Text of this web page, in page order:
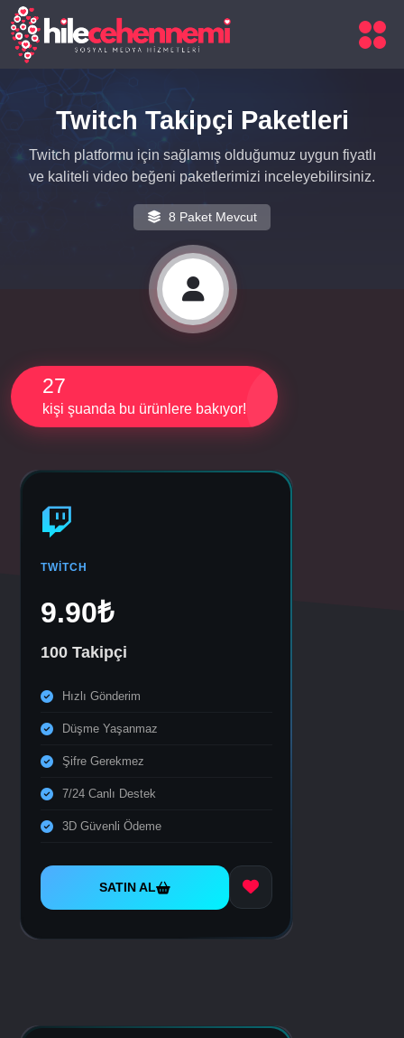
Twitch Takipçi Paketleri
Twitch platformu için sağlamış olduğumuz uygun fiyatlı
ve kaliteli video beğeni paketlerimizi inceleyebilirsiniz.
8 Paket Mevcut
27
kişi şuanda bu ürünlere bakıyor!
TWITCH
9.90₺
100 Takipçi
Hızlı Gönderim
Düşme Yaşanmaz
Şifre Gerekmez
7/24 Canlı Destek
3D Güvenli Ödeme
SATIN AL